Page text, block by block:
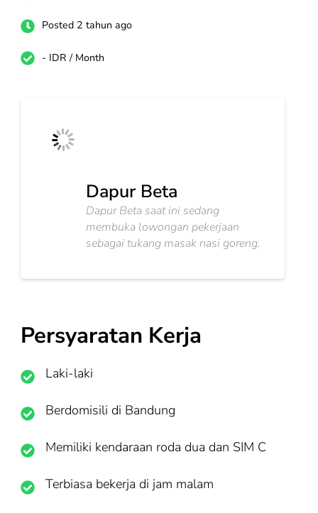
Posted 2 tahun ago
- IDR / Month
Dapur Beta
Dapur Beta saat ini sedang
membuka lowongan pekerjaan
sebagai tukang masak nasi goreng.
Persyaratan Kerja
Laki-laki
Berdomisili di Bandung
Memiliki kendaraan roda dua dan SIM C
Terbiasa bekerja di jam malam